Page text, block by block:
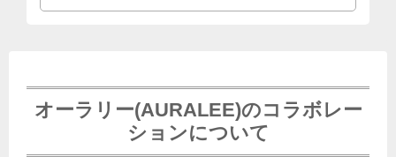
オーラリー(AURALEE)のコラボレー
ションについて